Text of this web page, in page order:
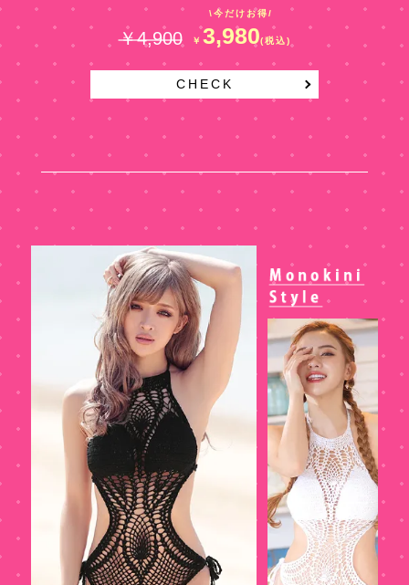
￥4,900
\今だけお得/
￥ 3,980(税込)
CHECK